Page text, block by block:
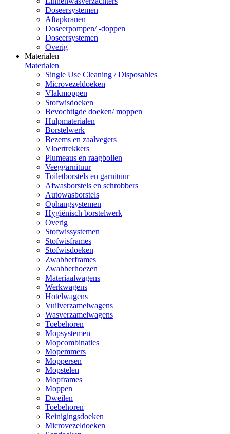
Doseersystemen
Aftapkranen
Doseerpompen/ -doppen
Doseersystemen
Overig
Materialen
Materialen
Single Use Cleaning / Disposables
Microvezeldoeken
Vlakmoppen
Stofwisdoeken
Bevochtigde doeken/ moppen
Hulpmaterialen
Borstelwerk
Bezems en zaalvegers
Vloertrekkers
Plumeaus en raagbollen
Veeggarnituur
Toiletborstels en garnituur
Afwasborstels en schrobbers
Autowasborstels
Ophangsystemen
Hygiënisch borstelwerk
Overig
Stofwissystemen
Stofwisframes
Stofwisdoeken
Zwabberframes
Zwabberhoezen
Materiaalwagens
Werkwagens
Hotelwagens
Vuilverzamelwagens
Wasverzamelwagens
Toebehoren
Mopsystemen
Mopcombinaties
Mopemmers
Moppersen
Mopstelen
Mopframes
Moppen
Dweilen
Toebehoren
Reinigingsdoeken
Microvezeldoeken